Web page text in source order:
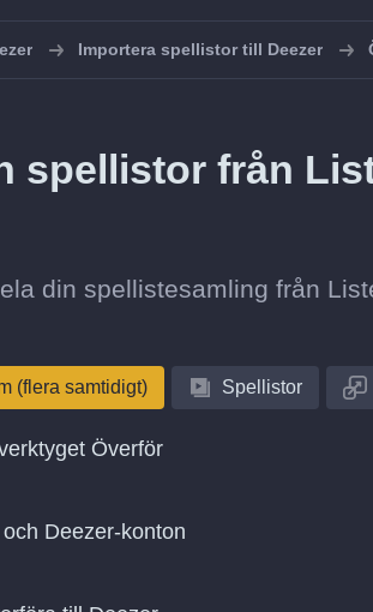
Importera spellistor till Deezer
spellistor från
din spellistesamling från
(flera samtidigt) Spellistor
Överför
Deezer-konton